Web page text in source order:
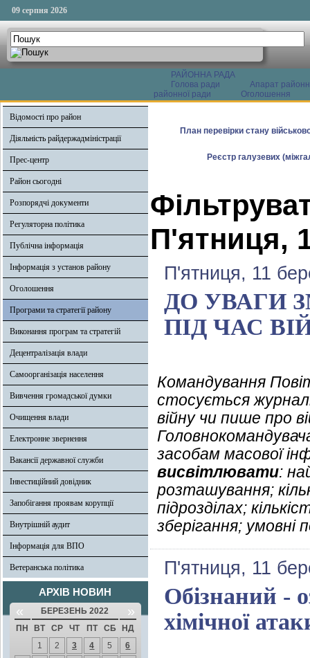
09 серпня 2026
РАЙОННА РАДА
Голова ради
Апарат
районної ради
Оголошення
Відомості про район
Діяльність райдержадміністрації
Прес-центр
Район сьогодні
Розпорядчі документи
Регуляторна політика
Публічна інформація
Інформація з установ району
Оголошення
Програми та стратегії району
Виконання програм та стратегій
Децентралізація влади
Самоорганізація населення
Вивчення громадської думки
Очищення влади
Електронне звернення
Вакансії державної служби
Інвестиційний довідник
Запобігання проявам корупції
Внутрішній аудит
Інформація для ВПО
Ветеранська політика
АРХІВ НОВИН
« БЕРЕЗЕНЬ 2022 »
ПН ВТ СР ЧТ ПТ СБ
НД
1
2 3 4 5
6
План перевірки стану
Реєстр галузевих
П'ятниця,
П'ятниця, 11
ДО УВАГИ
ПІД ЧАС
Командування
стосується
війну чи пише про
засобам масової
висвітлювати:
розташування;
підрозділах;
зберігання; умовні
П'ятниця, 11
Обізнаний -
хімічної